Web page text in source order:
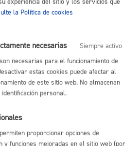
de
la
631,78
la Política de cookies
necesarias
Siempre activo
necesarias para el funcionamiento de
estas cookies puede afectar al
de este sitio web. No almacenan
personal.
proporcionar opciones de
y funciones mejoradas en el sitio web (por